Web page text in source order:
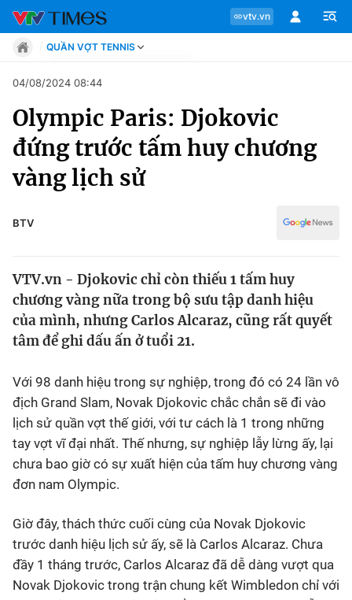
vtv.vn
Chuyên mục
Tin tức
Chân dung
Sự kiện
Bóng đá
Thể thao Điện tử
Các môn khác
VIDEO
Bên lề
QUẦN VỢT TENNIS
Move
Phong cách
Chân dung
Sự kiện
Bóng đá
Thể thao điện tử
04/08/2024 08:44
Olympic Paris: Djokovic
đứng trước tấm huy chương
vàng lịch sử
BTV
VTV.vn - Djokovic chỉ còn thiếu 1 tấm huy
chương vàng nữa trong bộ sưu tập danh hiệu
của mình, nhưng Carlos Alcaraz, cũng rất quyết
tâm để ghi dấu ấn ở tuổi 21.
Với 98 danh hiệu trong sự nghiệp, trong đó có 24 lần vô
địch Grand Slam, Novak Djokovic chắc chắn sẽ đi vào
lịch sử quần vợt thế giới, với tư cách là 1 trong những
tay vợt vĩ đại nhất. Thế nhưng, sự nghiệp lẫy lừng ấy, lại
chưa bao giờ có sự xuất hiện của tấm huy chương vàng
đơn nam Olympic.
Giờ đây, thách thức cuối cùng của Novak Djokovic
trước danh hiệu lịch sử ấy, sẽ là Carlos Alcaraz. Chưa
đầy 1 tháng trước, Carlos Alcaraz đã dễ dàng vượt qua
Novak Djokovic trong trận chung kết Wimbledon chỉ với